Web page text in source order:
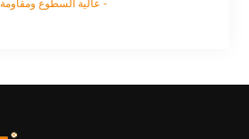
- عالية السطوع ومقاومة